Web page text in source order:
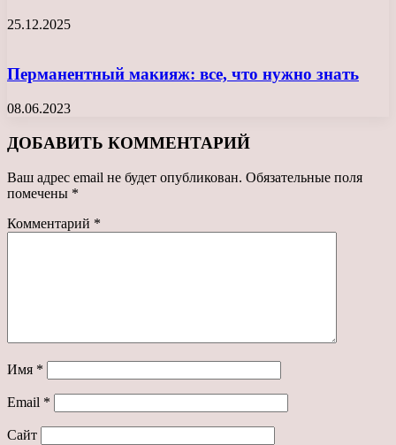
25.12.2025
Перманентный макияж: все, что нужно знать
08.06.2023
ДОБАВИТЬ КОММЕНТАРИЙ
Ваш адрес email не будет опубликован. Обязательные поля
помечены *
Комментарий *
Имя *
Email *
Сайт